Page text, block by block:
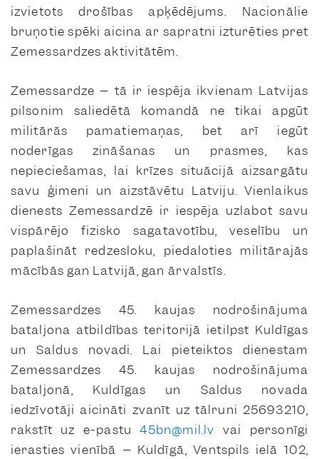
izvietots drošības apķēdējums. Nacionālie
bruņotie spēki aicina ar sapratni izturēties pret
Zemessardzes aktivitātēm.
Zemessardze – tā ir iespēja ikvienam Latvijas
pilsonim saliedētā komandā ne tikai apgūt
militārās pamatiemaņas, bet arī iegūt
noderīgas zināšanas un prasmes, kas
nepieciešamas, lai krīzes situācijā aizsargātu
savu ģimeni un aizstāvētu Latviju. Vienlaikus
dienests Zemessardzē ir iespēja uzlabot savu
vispārējo fizisko sagatavotību, veselību un
paplašināt redzesloku, piedaloties militārajās
mācībās gan Latvijā, gan ārvalstīs.
Zemessardzes 45. kaujas nodrošinājuma
bataljona atbildības teritorijā ietilpst Kuldīgas
un Saldus novadi. Lai pieteiktos dienestam
Zemessardzes 45. kaujas nodrošinājuma
bataljonā, Kuldīgas un Saldus novada
iedzīvotāji aicināti zvanīt uz tālruni 25693210,
rakstīt uz e-pastu45bn@mil.lv vai personīgi
ierasties vienībā – Kuldīgā, Ventspils ielā 102,